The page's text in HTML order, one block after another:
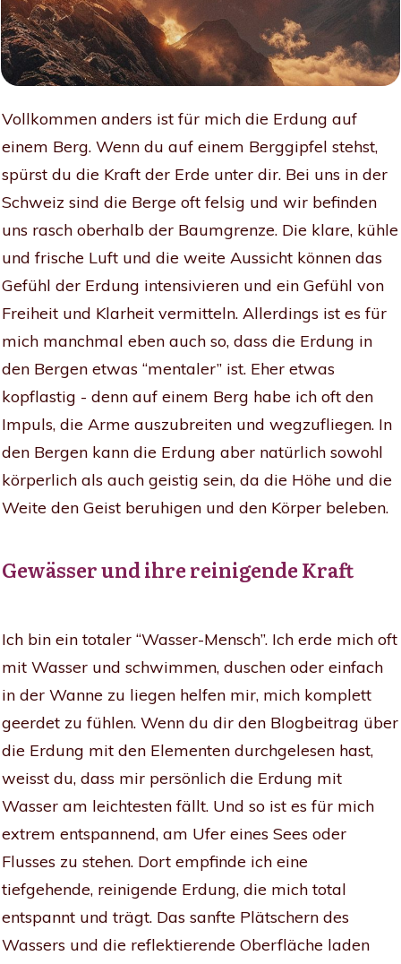
Vollkommen anders ist für mich die Erdung auf
einem Berg. Wenn du auf einem Berggipfel stehst,
spürst du die Kraft der Erde unter dir. Bei uns in der
Schweiz sind die Berge oft felsig und wir befinden
uns rasch oberhalb der Baumgrenze. Die klare, kühle
und frische Luft und die weite Aussicht können das
Gefühl der Erdung intensivieren und ein Gefühl von
Freiheit und Klarheit vermitteln. Allerdings ist es für
mich manchmal eben auch so, dass die Erdung in
den Bergen etwas “mentaler” ist. Eher etwas
kopflastig - denn auf einem Berg habe ich oft den
Impuls, die Arme auszubreiten und wegzufliegen. In
den Bergen kann die Erdung aber natürlich sowohl
körperlich als auch geistig sein, da die Höhe und die
Weite den Geist beruhigen und den Körper beleben.
Gewässer und ihre reinigende Kraft
Ich bin ein totaler “Wasser-Mensch”. Ich erde mich oft
mit Wasser und schwimmen, duschen oder einfach
in der Wanne zu liegen helfen mir, mich komplett
geerdet zu fühlen. Wenn du dir den Blogbeitrag über
die Erdung mit den Elementen durchgelesen hast,
weisst du, dass mir persönlich die Erdung mit
Wasser am leichtesten fällt. Und so ist es für mich
extrem entspannend, am Ufer eines Sees oder
Flusses zu stehen. Dort empfinde ich eine
tiefgehende, reinigende Erdung, die mich total
entspannt und trägt. Das sanfte Plätschern des
Wassers und die reflektierende Oberfläche laden